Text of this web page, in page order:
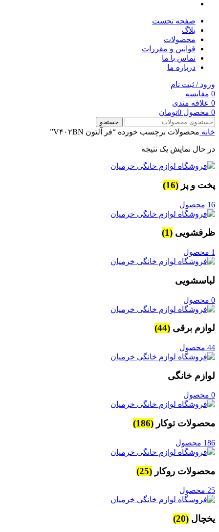
صفحه نخست
بلاگ
محصولات
قوانین و مقررات
تماس با ما
درباره ما
ورود / ثبت نام
0 مقایسه
0 علاقه مندی
0 محصول 0تومان
جستجو
خانه محصولات برچسب خورده “فر آلتون V۴۰۲BN”
در حال نمایش یک نتیجه
پخت و پز (16)
16 محصول
ظرفشویی (1)
1 محصول
لباسشویی
0 محصول
لوازم برقی (44)
44 محصول
لوازم خانگی
0 محصول
محصولات توکار (186)
186 محصول
محصولات روکار (25)
25 محصول
یخچال (20)